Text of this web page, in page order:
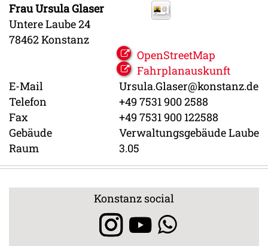
FrauUrsulaGlaser
Untere Laube 24
78462Konstanz
OpenStreetMap
Fahrplanauskunft
E-Mail
Ursula.Glaser@konstanz.de
Telefon
+49 7531 900 2588
Fax
+49 7531 900 122588
Gebäude
Verwaltungsgebäude Laube
Raum
3.05
Konstanz social